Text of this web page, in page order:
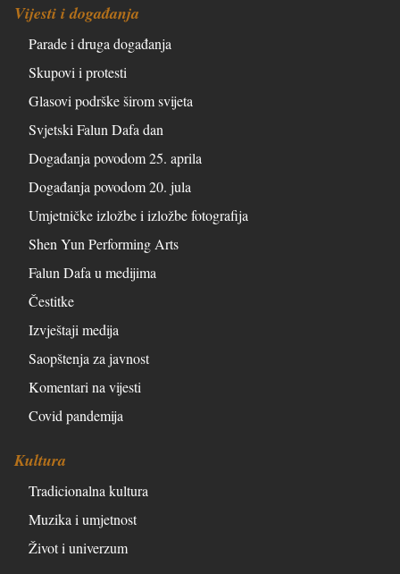
Vijesti i događanja
Parade i druga događanja
Skupovi i protesti
Glasovi podrške širom svijeta
Svjetski Falun Dafa dan
Događanja povodom 25. aprila
Događanja povodom 20. jula
Umjetničke izložbe i izložbe fotografija
Shen Yun Performing Arts
Falun Dafa u medijima
Čestitke
Izvještaji medija
Saopštenja za javnost
Komentari na vijesti
Covid pandemija
Kultura
Tradicionalna kultura
Muzika i umjetnost
Život i univerzum